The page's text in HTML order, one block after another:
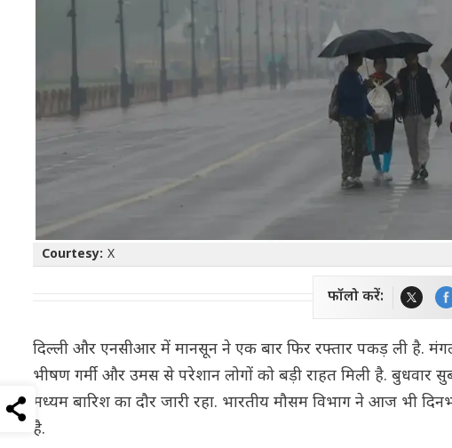
Courtesy: X
फॉलो करें:
दिल्ली और एनसीआर में मानसून ने एक बार फिर रफ्तार पकड़ ली है.
भीषण गर्मी और उमस से परेशान लोगों को बड़ी राहत मिली है.
मध्यम बारिश का दौर जारी रहा. भारतीय मौसम विभाग ने आज भी
है.